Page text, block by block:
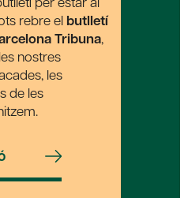
rebre el butlletí
Tribuna,
nostres
les
de les